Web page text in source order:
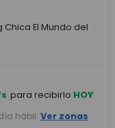
Chica El Mundo del
para recibirlo HOY
hábil. Ver zonas